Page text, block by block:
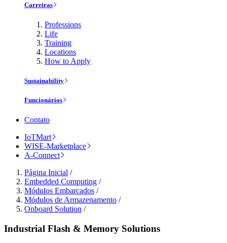
Carreiras
Professions
Life
Training
Locations
How to Apply
Sustainability
Funcionários
Contato
IoTMart
WISE-Marketplace
A-Connect
Página Inicial /
Embedded Computing /
Módulos Embarcados /
Módulos de Armazenamento /
Onboard Solution /
Industrial Flash & Memory Solutions